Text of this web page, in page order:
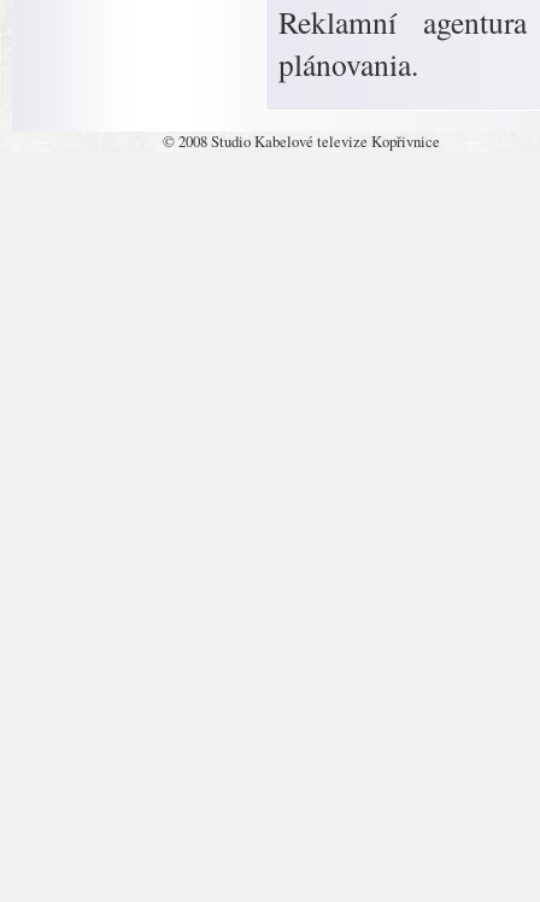
Reklamní
plánovania.
© 2008 Studio Kabelové televize Kopřivnice